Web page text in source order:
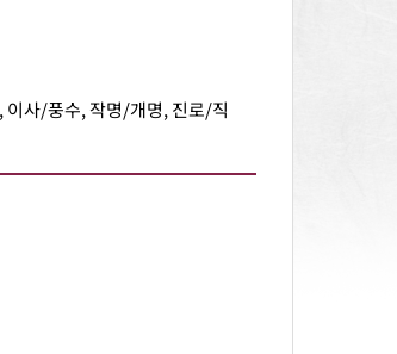
사/풍수, 작명/개명, 진로/직